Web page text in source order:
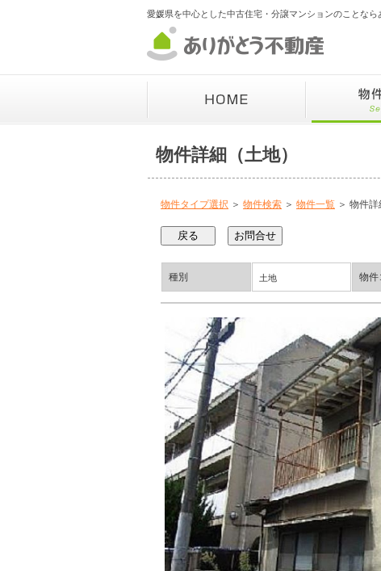
愛媛県を中心とした中古住宅・分譲マンションのことな
物件詳細（土地）
物件タイプ選択 ＞ 物件検索 ＞ 物件一覧 ＞ 物件詳
種別 土地 物件